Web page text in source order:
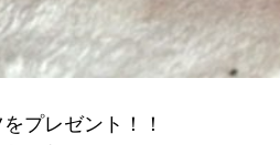
プレゼント！！